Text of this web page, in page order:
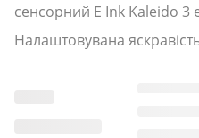
сенсорний E Ink Kaleido 3
Налаштовувана